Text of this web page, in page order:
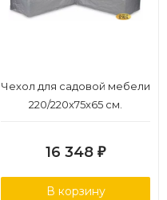
Чехол для садовой мебели
220/220x75x65 см.
16 348 ₽
В корзину